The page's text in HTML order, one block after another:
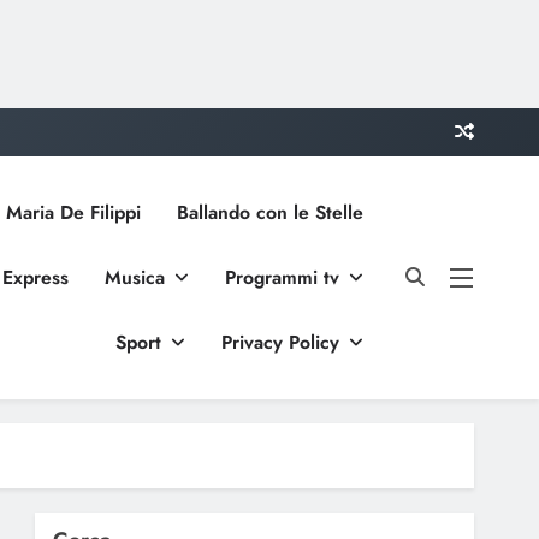
De Filippi Ballando con le Stelle
Musica Programmi tv
Sport Privacy Policy